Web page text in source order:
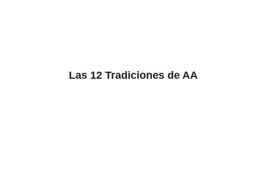
Las 12 Tradiciones de AA